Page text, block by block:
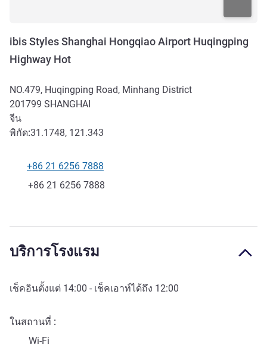
ibis Styles Shanghai Hongqiao Airport Huqingping
Highway Hot
NO.479, Huqingping Road, Minhang District
201799 SHANGHAI
จีน
พิกัด:31.1748, 121.343
โทรศัพท์
+86 21 6256 7888
แฟกซ์
+86 21 6256 7888
บริการโรงแรม
เช็คอินตั้งแต่ 14:00 - เช็คเอาท์ได้ถึง 12:00
ในสถานที่
Wi-Fi